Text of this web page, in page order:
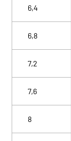
6,4
6,8
7,2
7,6
8